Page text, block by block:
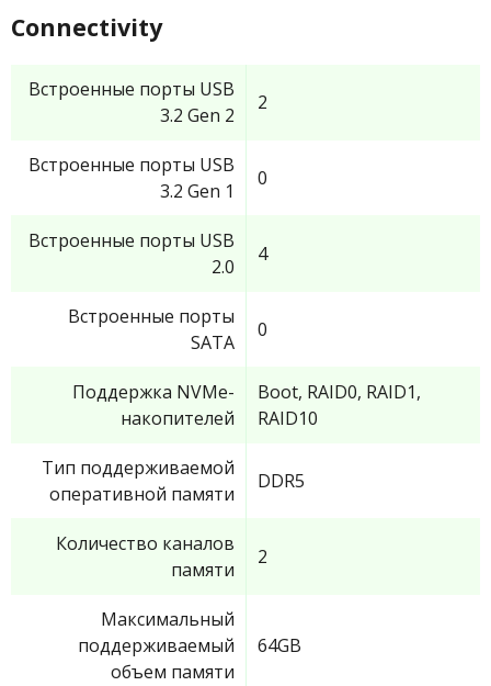
Connectivity
Встроенные порты USB
3.2 Gen 2
2
Встроенные порты USB
3.2 Gen 1
0
Встроенные порты USB
2.0
4
Встроенные порты
SATA
0
Поддержка NVMe-
накопителей
Boot, RAID0, RAID1,
RAID10
Тип поддерживаемой
оперативной памяти
DDR5
Количество каналов
памяти
2
Максимальный
поддерживаемый
объем памяти
64GB